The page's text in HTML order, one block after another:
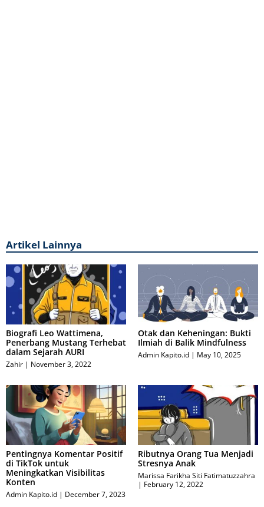
Artikel Lainnya
Biografi Leo Wattimena,
Penerbang Mustang Terhebat
dalam Sejarah AURI
Zahir November 3, 2022
Otak dan Keheningan: Bukti
Ilmiah di Balik Mindfulness
Admin Kapito.id May 10, 2025
Pentingnya Komentar Positif
di TikTok untuk
Meningkatkan Visibilitas
Konten
Admin Kapito.id December 7, 2023
Ributnya Orang Tua Menjadi
Stresnya Anak
Marissa Farikha Siti Fatimatuzzahra
February 12, 2022